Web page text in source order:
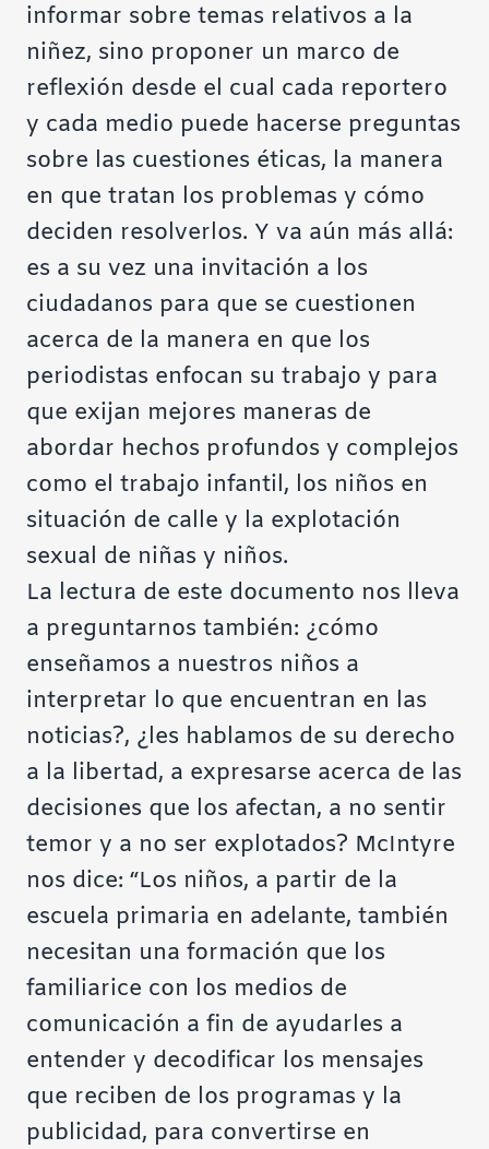
informar sobre temas relativos a la
niñez, sino proponer un marco de
reflexión desde el cual cada reportero
y cada medio puede hacerse preguntas
sobre las cuestiones éticas, la manera
en que tratan los problemas y cómo
deciden resolverlos. Y va aún más allá:
es a su vez una invitación a los
ciudadanos para que se cuestionen
acerca de la manera en que los
periodistas enfocan su trabajo y para
que exijan mejores maneras de
abordar hechos profundos y complejos
como el trabajo infantil, los niños en
situación de calle y la explotación
sexual de niñas y niños.
La lectura de este documento nos lleva
a preguntarnos también: ¿cómo
enseñamos a nuestros niños a
interpretar lo que encuentran en las
noticias?, ¿les hablamos de su derecho
a la libertad, a expresarse acerca de las
decisiones que los afectan, a no sentir
temor y a no ser explotados? McIntyre
nos dice: “Los niños, a partir de la
escuela primaria en adelante, también
necesitan una formación que los
familiarice con los medios de
comunicación a fin de ayudarles a
entender y decodificar los mensajes
que reciben de los programas y la
publicidad, para convertirse en